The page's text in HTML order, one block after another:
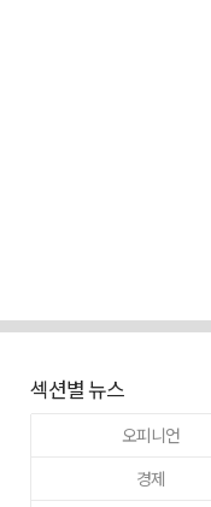
섹션별 뉴스
오피니언
경제